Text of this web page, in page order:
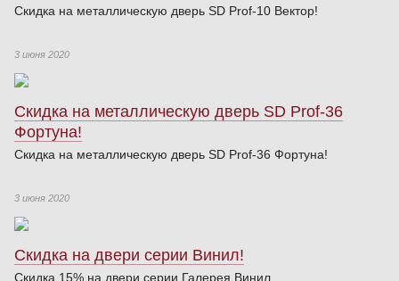
Скидка на металлическую дверь SD Prof-10 Вектор!
3 июня 2020
Скидка на металлическую дверь SD Prof-36
Фортуна!
Скидка на металлическую дверь SD Prof-36 Фортуна!
3 июня 2020
Скидка на двери серии Винил!
Скидка 15% на двери серии Галерея Винил.